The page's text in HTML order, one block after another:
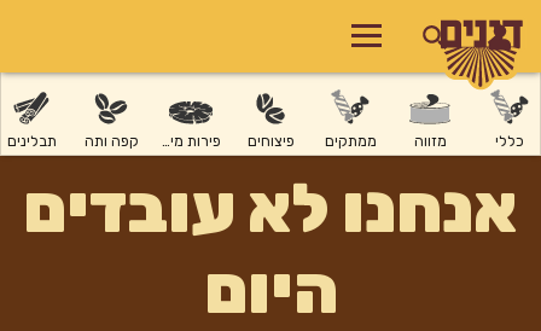
כללי מזווה ממתקים פיצוחים פירות מיובשים קפה ותה תבלינים
אנחנו לא עובדים
היום